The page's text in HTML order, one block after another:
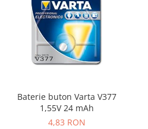
Cafea, ceai, zahar, lapte
Casa si bucatarie
Cani si pahare
Bucatarie si servire
Decor si interior
Seturi si accesorii pentru vin
Baterie buton Varta V377
1,55V 24 mAh
4,83 RON